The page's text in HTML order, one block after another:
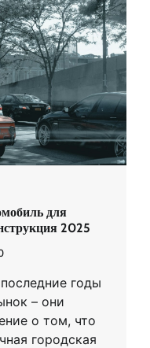
для
2025
годы
– они
о том, что
городская